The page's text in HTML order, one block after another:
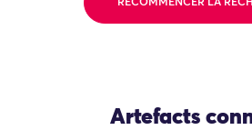
RECOMMENCER LA
Artefacts